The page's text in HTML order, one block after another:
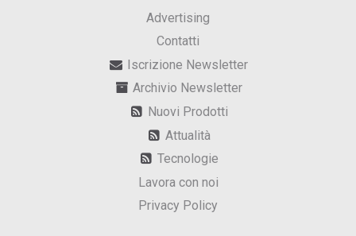
Advertising
Contatti
Iscrizione Newsletter
Archivio Newsletter
Nuovi Prodotti
Attualità
Tecnologie
Lavora con noi
Privacy Policy